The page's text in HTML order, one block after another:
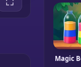
Magic